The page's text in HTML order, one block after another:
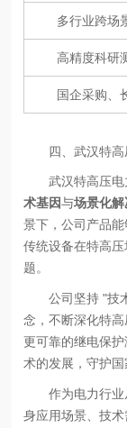
多行业跨场
高精度科研
国企采购、
四、武汉特
武汉特高压
术基因与场景化
景下，公司产品
传统设备在特高
题。
公司坚持 "技
念，不断深化特高
更可靠的继电保
术的发展，守护国
作为电力行
身应用场景、技